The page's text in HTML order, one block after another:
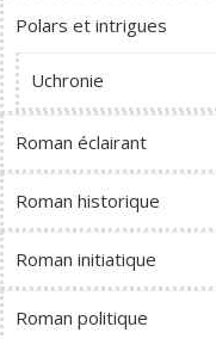
Polars et intrigues
Uchronie
Roman éclairant
Roman historique
Roman initiatique
Roman politique